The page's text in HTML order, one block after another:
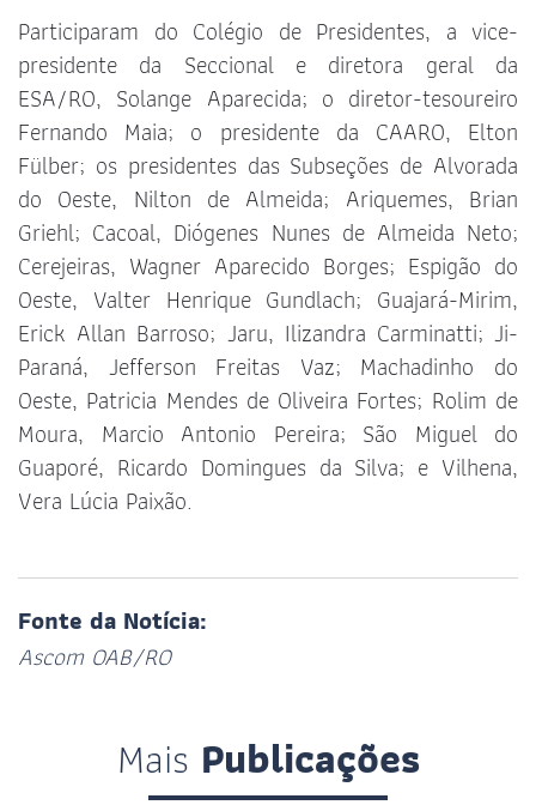
Participaram do Colégio de Presidentes, a vice-
presidente da Seccional e diretora geral da
ESA/RO, Solange Aparecida; o diretor-tesoureiro
Fernando Maia; o presidente da CAARO, Elton
Fülber; os presidentes das Subseções de Alvorada
do Oeste, Nilton de Almeida; Ariquemes, Brian
Griehl; Cacoal, Diógenes Nunes de Almeida Neto;
Cerejeiras, Wagner Aparecido Borges; Espigão do
Oeste, Valter Henrique Gundlach; Guajará-Mirim,
Erick Allan Barroso; Jaru, Ilizandra Carminatti; Ji-
Paraná, Jefferson Freitas Vaz; Machadinho do
Oeste, Patricia Mendes de Oliveira Fortes; Rolim de
Moura, Marcio Antonio Pereira; São Miguel do
Guaporé, Ricardo Domingues da Silva; e Vilhena,
Vera Lúcia Paixão.
Fonte da Notícia:
Ascom OAB/RO
Mais Publicações